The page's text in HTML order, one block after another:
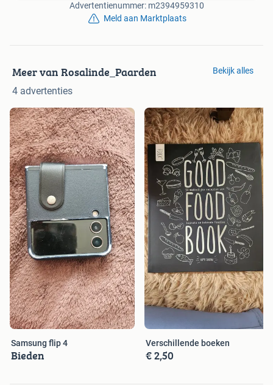
Advertentienummer: m2394959310
Meld aan Marktplaats
Meer van Rosalinde_Paarden
4 advertenties
Bekijk alles
Samsung flip 4
Bieden
Verschillende boeken
€ 2,50